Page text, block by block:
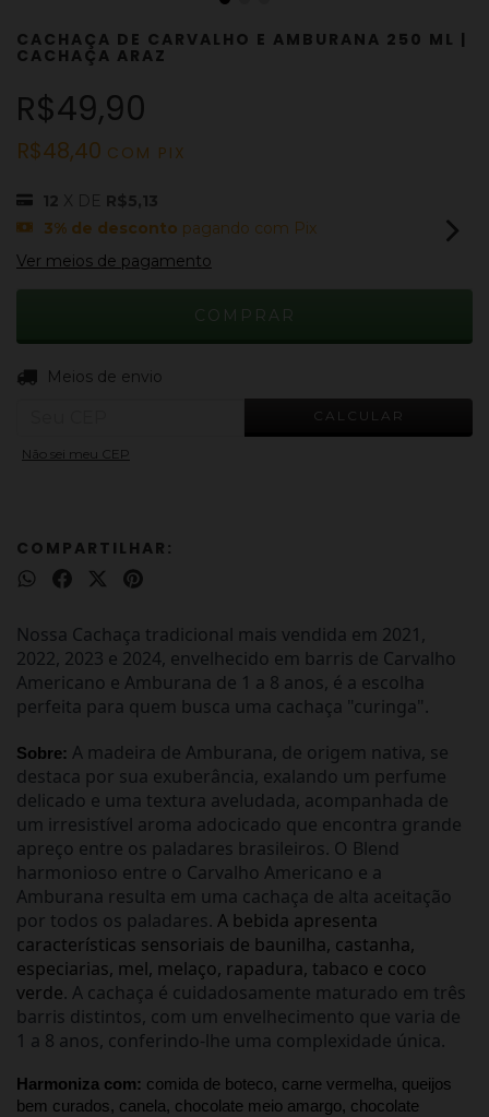
CACHAÇA DE CARVALHO E AMBURANA 250 ML |
CACHAÇA ARAZ
R$49,90
R$48,40 COM PIX
12 X DE R$5,13
3% de desconto pagando com Pix
Ver meios de pagamento
Entregas para o CEP:
Meios de envio
CALCULAR
Não sei meu CEP
COMPARTILHAR:
Nossa Cachaça tradicional mais vendida em 2021,
2022, 2023 e 2024, envelhecido em barris de Carvalho
Americano e Amburana de 1 a 8 anos, é a escolha
perfeita para quem busca uma cachaça "curinga".
Sobre: A madeira de Amburana, de origem nativa, se
destaca por sua exuberância, exalando um perfume
delicado e uma textura aveludada, acompanhada de
um irresistível aroma adocicado que encontra grande
apreço entre os paladares brasileiros. O Blend
harmonioso entre o Carvalho Americano e a
Amburana resulta em uma cachaça de alta aceitação
por todos os paladares. A bebida apresenta
características sensoriais de baunilha, castanha,
especiarias, mel, melaço, rapadura, tabaco e coco
verde. A cachaça é cuidadosamente maturado em três
barris distintos, com um envelhecimento que varia de
1 a 8 anos, conferindo-lhe uma complexidade única.
Harmoniza com: comida de boteco, carne vermelha, queijos
bem curados, canela, chocolate meio amargo, chocolate